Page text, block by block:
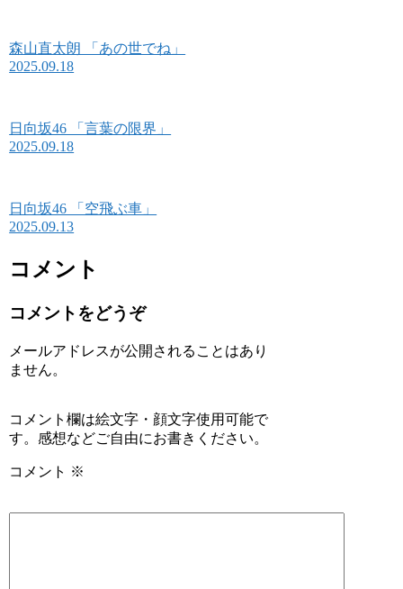
森山直太朗 「あの世でね」
2025.09.18
日向坂46 「言葉の限界」
2025.09.18
日向坂46 「空飛ぶ車」
2025.09.13
コメント
コメントをどうぞ
メールアドレスが公開されることはあり
ません。
コメント欄は絵文字・顔文字使用可能で
す。感想などご自由にお書きください。
コメント ※